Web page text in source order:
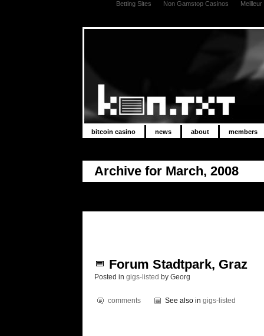
Betting Sites Non Gamstop Casinos
bitcoin casino news about members
Archive for March, 2008
Forum Stadtpark, Graz
Posted in gigs-listed by Georg
comments See also in gigs-listed